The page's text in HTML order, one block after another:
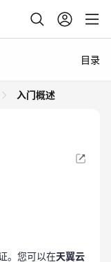
目录
入门概述
。您可以在天翼云